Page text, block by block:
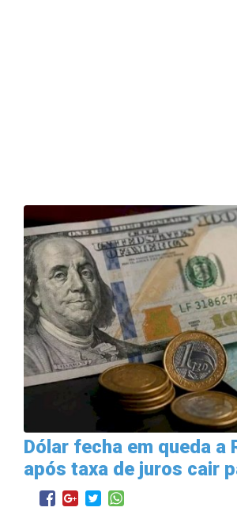
Dólar fecha em queda a
após taxa de juros cair